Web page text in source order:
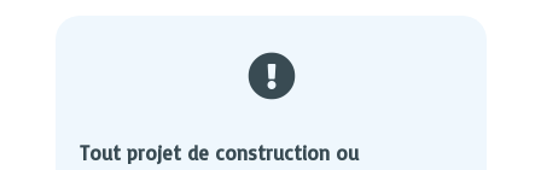

Tout projet de construction ou